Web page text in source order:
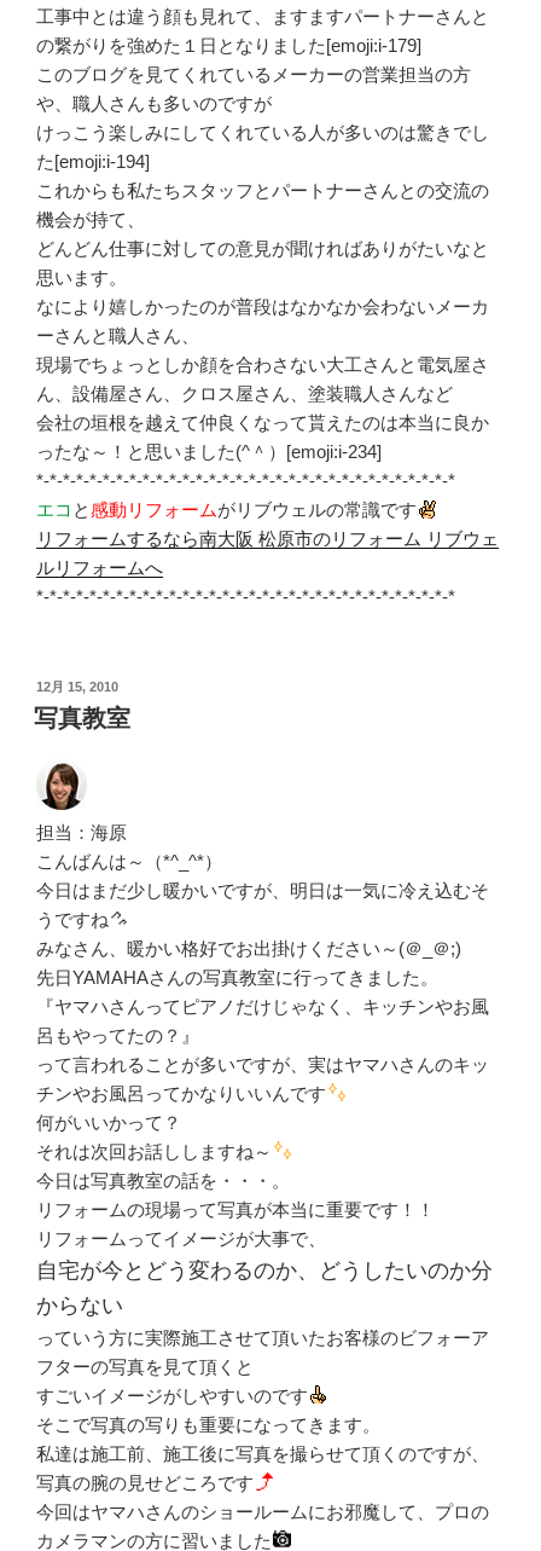
工事中とは違う顔も見れて、ますますパートナーさんと
の繋がりを強めた１日となりました[emoji:i-179]
このブログを見てくれているメーカーの営業担当の方
や、職人さんも多いのですが
けっこう楽しみにしてくれている人が多いのは驚きでし
た[emoji:i-194]
これからも私たちスタッフとパートナーさんとの交流の
機会が持て、
どんどん仕事に対しての意見が聞ければありがたいなと
思います。
なにより嬉しかったのが普段はなかなか会わないメーカ
ーさんと職人さん、
現場でちょっとしか顔を合わさない大工さんと電気屋さ
ん、設備屋さん、クロス屋さん、塗装職人さんなど
会社の垣根を越えて仲良くなって貰えたのは本当に良か
ったな～！と思いました(^＾）[emoji:i-234]
*-*-*-*-*-*-*-*-*-*-*-*-*-*-*-*-*-*-*-*-*-*-*-*-*-*-*-*-*-*-*-*
エコ と感動リフォームがリブウェルの常識です
リフォームするなら南大阪 松原市のリフォーム リブウェ
ルリフォームへ
*-*-*-*-*-*-*-*-*-*-*-*-*-*-*-*-*-*-*-*-*-*-*-*-*-*-*-*-*-*-*-*
投
稿
日:
12月 15, 2010
写真教室
担当：海原
こんばんは～（*^_^*）
今日はまだ少し暖かいですが、明日は一気に冷え込むそ
うですね
みなさん、暖かい格好でお出掛けください～(＠_＠;)
先日YAMAHAさんの写真教室に行ってきました。
『ヤマハさんってピアノだけじゃなく、キッチンやお風
呂もやってたの？』
って言われることが多いですが、実はヤマハさんのキッ
チンやお風呂ってかなりいいんです
何がいいかって？
それは次回お話ししますね～
今日は写真教室の話を・・・。
リフォームの現場って写真が本当に重要です！！
リフォームってイメージが大事で、
自宅が今とどう変わるのか、どうしたいのか分
からない
っていう方に実際施工させて頂いたお客様のビフォーア
フターの写真を見て頂くと
すごいイメージがしやすいのです
そこで写真の写りも重要になってきます。
私達は施工前、施工後に写真を撮らせて頂くのですが、
写真の腕の見せどころです
今回はヤマハさんのショールームにお邪魔して、プロの
カメラマンの方に習いました